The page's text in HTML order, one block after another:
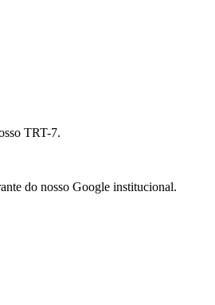
TRT-7.
do nosso Google institucional.